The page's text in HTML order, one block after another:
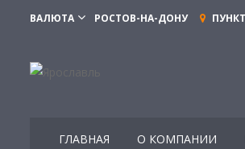
ВАЛЮТА РОСТОВ-НА-ДОНУ
ГЛАВНАЯ О КОМПАНИИ